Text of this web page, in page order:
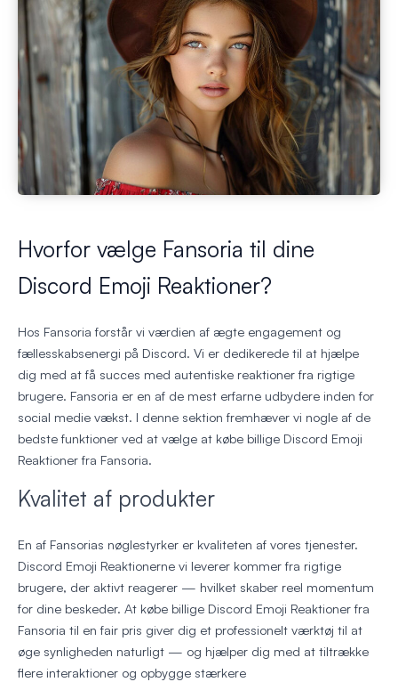
Hvorfor vælge Fansoria til dine
Discord Emoji Reaktioner?
Hos Fansoria forstår vi værdien af ægte engagement og
fællesskabsenergi på Discord. Vi er dedikerede til at hjælpe
dig med at få succes med autentiske reaktioner fra rigtige
brugere. Fansoria er en af de mest erfarne udbydere inden for
social medie vækst. I denne sektion fremhæver vi nogle af de
bedste funktioner ved at vælge at købe billige Discord Emoji
Reaktioner fra Fansoria.
Kvalitet af produkter
En af Fansorias nøglestyrker er kvaliteten af vores tjenester.
Discord Emoji Reaktionerne vi leverer kommer fra rigtige
brugere, der aktivt reagerer — hvilket skaber reel momentum
for dine beskeder. At købe billige Discord Emoji Reaktioner fra
Fansoria til en fair pris giver dig et professionelt værktøj til at
øge synligheden naturligt — og hjælper dig med at tiltrække
flere interaktioner og opbygge stærkere